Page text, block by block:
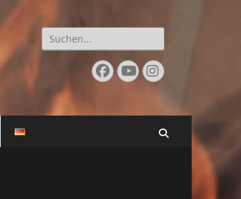
Suche
nach:
Facebook
YouTube
Instagram
Suchen